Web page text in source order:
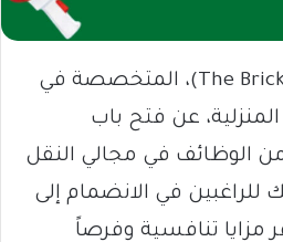
أعلنت شركة ذا بريك (The Brick)، المتخصصة في
عن فتح باب
الوظائف في مجالي النقل
للراغبين في الانضمام إلى
مزايا تنافسية وفرصاً